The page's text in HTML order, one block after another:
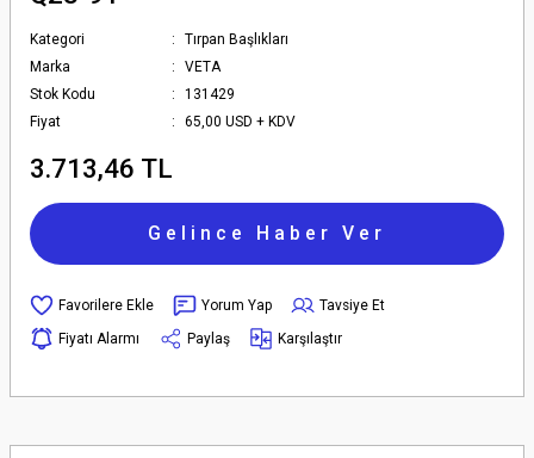
Kategori
Tırpan Başlıkları
Marka
VETA
Stok Kodu
131429
Fiyat
65,00 USD + KDV
3.713,46 TL
Gelince Haber Ver
Yorum Yap
Tavsiye Et
Fiyatı Alarmı
Paylaş Karşılaştır